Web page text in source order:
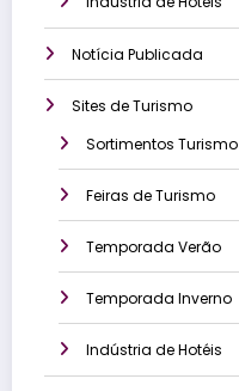
Notícia Publicada
Sites de Turismo
Sortimentos Turismo
Feiras de Turismo
Temporada Verão
Temporada Inverno
Indústria de Hotéis